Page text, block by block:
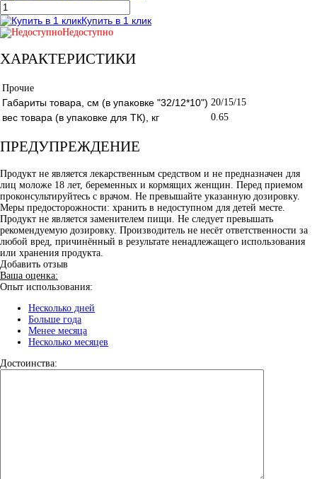
Купить в 1 клик
Недоступно
ХАРАКТЕРИСТИКИ
Прочие
Габариты товара, см (в упаковке "32/12*10") 20/15/15
вес товара (в упаковке для ТК), кг 0.65
ПРЕДУПРЕЖДЕНИЕ
Продукт не является лекарственным средством и не предназначен для
лиц моложе 18 лет, беременных и кормящих женщин. Перед приемом
проконсультируйтесь с врачом. Не превышайте указанную дозировку.
Меры предосторожности: хранить в недоступном для детей месте.
Продукт не является заменителем пищи. Не следует превышать
рекомендуемую дозировку. Производитель не несёт ответственности за
любой вред, причинённый в результате ненадлежащего использования
или хранения продукта.
Добавить отзыв
Ваша оценка:
Опыт использования:
Несколько дней
Больше года
Менее месяца
Несколько месяцев
Достоинства: